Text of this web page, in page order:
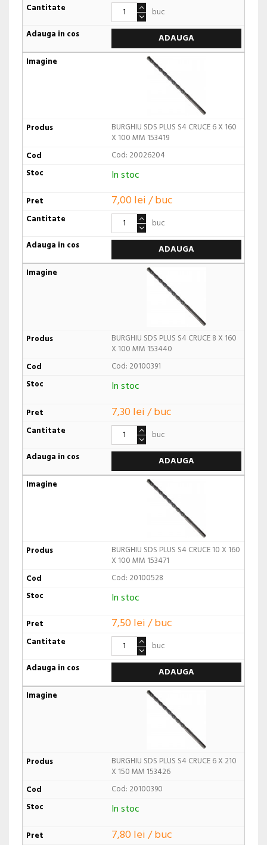
buc
ADAUGA
BURGHIU SDS PLUS S4 CRUCE 6 X 160
X 100 MM 153419
Cod: 20026204
In stoc
7,00 lei / buc
buc
ADAUGA
BURGHIU SDS PLUS S4 CRUCE 8 X 160
X 100 MM 153440
Cod: 20100391
In stoc
7,30 lei / buc
buc
ADAUGA
BURGHIU SDS PLUS S4 CRUCE 10 X 160
X 100 MM 153471
Cod: 20100528
In stoc
7,50 lei / buc
buc
ADAUGA
BURGHIU SDS PLUS S4 CRUCE 6 X 210
X 150 MM 153426
Cod: 20100390
In stoc
7,80 lei / buc